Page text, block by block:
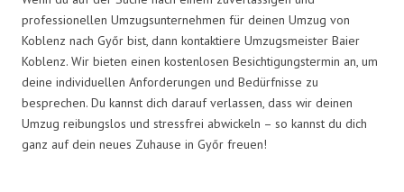
professionellen Umzugsunternehmen für deinen Umzug von
Koblenz nach Győr bist, dann kontaktiere Umzugsmeister Baier
Koblenz. Wir bieten einen kostenlosen Besichtigungstermin an, um
deine individuellen Anforderungen und Bedürfnisse zu
besprechen. Du kannst dich darauf verlassen, dass wir deinen
Umzug reibungslos und stressfrei abwickeln – so kannst du dich
ganz auf dein neues Zuhause in Győr freuen!